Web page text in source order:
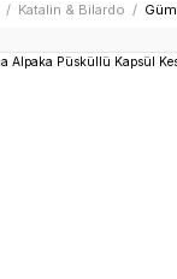
Katalin & Bilardo